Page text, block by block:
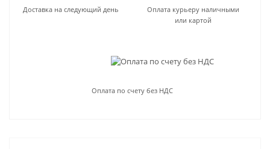
Доставка на следующий день
Оплата курьеру наличными
или картой
Оплата по счету без НДС